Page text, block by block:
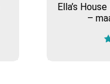
Ella’s
–